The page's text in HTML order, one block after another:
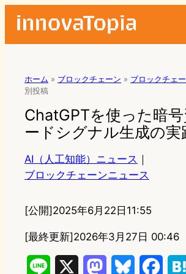
ホーム » ブロックチェーン » ブロックチェ
別投稿
ChatGPTを使った暗
ードシグナル生成の実
AI（人工知能）ニュース ｜
ブロックチェーンニュース
[公開]2025年6月22日11:55
[最終更新]2026年3月27日 00:46